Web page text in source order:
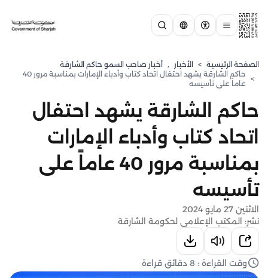
الصفحة الرئيسية > الأخبار , أخبار صاحب السمو حاكم الشارقة
>
حاكم الشارقة يشهد احتفال اتحاد كتاب وأدباء الإمارات بمناسبة مرور 40
عاماً على تأسيسه
حاكم الشارقة يشهد احتفال
اتحاد كتاب وأدباء الإمارات
بمناسبة مرور 40 عاماً على
تأسيسه
الاثنين 27 مايو 2024
نشر: المكتب الإعلامي لحكومة الشارقة
وقت القراءة : 8 دقائق قراءة